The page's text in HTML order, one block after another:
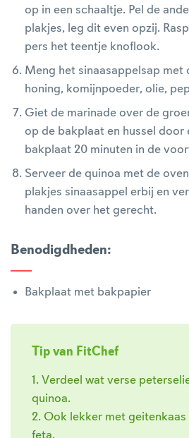
op in een schaaltje. Pel de
plakjes, leg dit even opzij.
pers het teentje knoflook.
Meng het sinaasappelsap met
honing, komijnpoeder, olie,
Giet de marinade over de
op de bakplaat en hussel door
bakplaat 20 minuten in de
Serveer de quinoa met de
plakjes sinaasappel erbij en
handen over het gerecht.
Benodigdheden:
Bakplaat met bakpapier
Tip van FitChef
1. Verdeel wat verse
quinoa.
2. Ook lekker met geitenkaas
feta.